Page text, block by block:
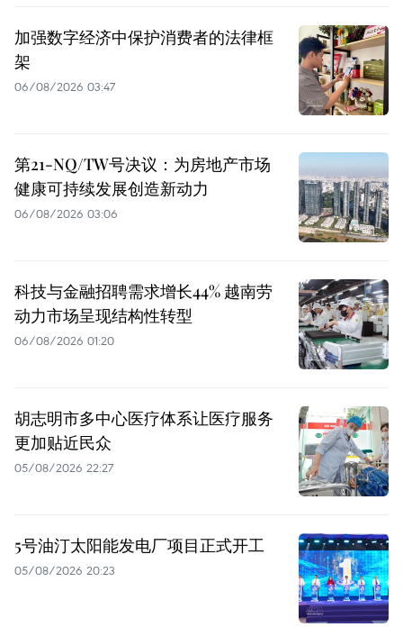
加强数字经济中保护消费者的法律框
架
06/08/2026 03:47
第21-NQ/TW号决议：为房地产市场
健康可持续发展创造新动力
06/08/2026 03:06
科技与金融招聘需求增长44% 越南劳
动力市场呈现结构性转型
06/08/2026 01:20
胡志明市多中心医疗体系让医疗服务
更加贴近民众
05/08/2026 22:27
5号油汀太阳能发电厂项目正式开工
05/08/2026 20:23